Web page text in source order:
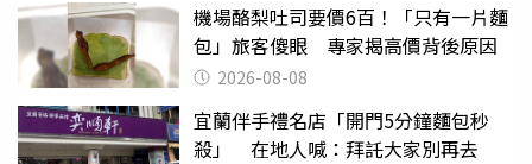
機場酪梨吐司要價6百！「只有一片麵
包」旅客傻眼 專家揭高價背後原因
2026-08-08
宜蘭伴手禮名店「開門5分鐘麵包秒
殺」 在地人喊：拜託大家別再去